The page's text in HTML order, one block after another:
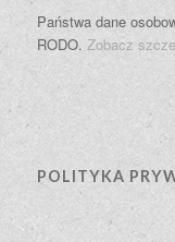
Państwa dane
RODO. Zobacz
POLITYKA